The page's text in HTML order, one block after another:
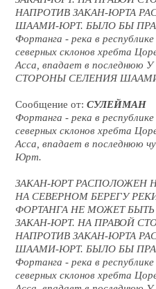
НАПРОТИВ ЗАКАН-ЮРТА
ШААМИ-ЮРТ. БЫЛО БЫ
Фортанга - река в
северных склонов хребта
Асса, впадает в
СТОРОНЫ СЕЛЕНИЯ
Сообщение от:СУЛЕЙМАН
Фортанга - река в
северных склонов хребта
Асса, впадает в последнюю
Юрт.
ЗАКАН-ЮРТ РАСПОЛОЖЕН
НА СЕВЕРНОМ БЕРЕГУ
ФОРТАНГА НЕ МОЖЕТ
ЗАКАН-ЮРТ. НА ПРАВОЙ
НАПРОТИВ ЗАКАН-ЮРТА
ШААМИ-ЮРТ. БЫЛО БЫ
Фортанга - река в
северных склонов хребта